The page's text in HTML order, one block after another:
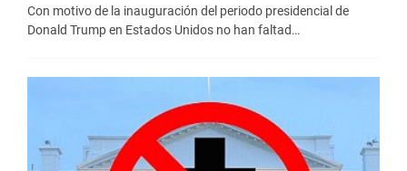
Con motivo de la inauguración del periodo presidencial de
Donald Trump en Estados Unidos no han faltad…